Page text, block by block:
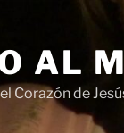
AL
Corazón de